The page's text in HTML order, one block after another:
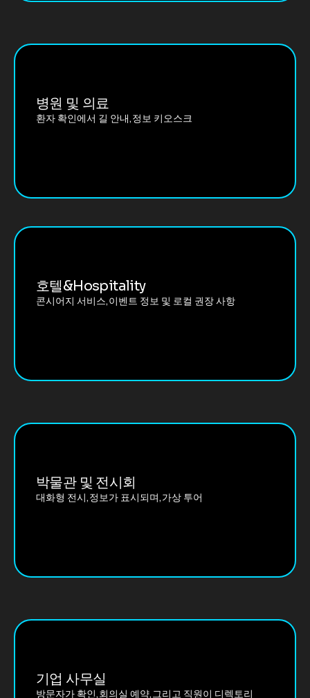
병원 및 의료
환자 확인에서 길 안내,정보 키오스크
호텔&Hospitality
콘시어지 서비스,이벤트 정보 및 로컬 권장 사항
박물관 및 전시회
대화형 전시,정보가 표시되며,가상 투어
기업 사무실
방문자가 확인,회의실 예약,그리고 직원이 디렉토리